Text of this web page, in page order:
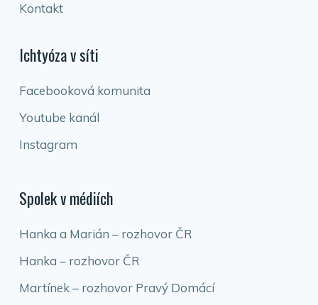
Kontakt
Ichtyóza v síti
Facebooková komunita
Youtube kanál
Instagram
Spolek v médiích
Hanka a Marián – rozhovor ČR
Hanka – rozhovor ČR
Martínek – rozhovor Pravý Domácí